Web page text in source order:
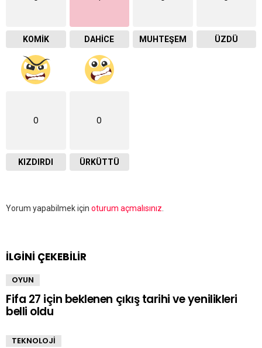
KOMIK DAHICE MUHTEŞEM ÜZDÜ
0
KIZDIRDI
0
ÜRKÜTTÜ
Bir
Yorum yapabilmek için oturum açmalısınız
İLGİNİ ÇEKEBİLİR
OYUN
Fifa 27 için beklenen çıkış tarihi ve yenilikleri
belli oldu
TEKNOLOJİ